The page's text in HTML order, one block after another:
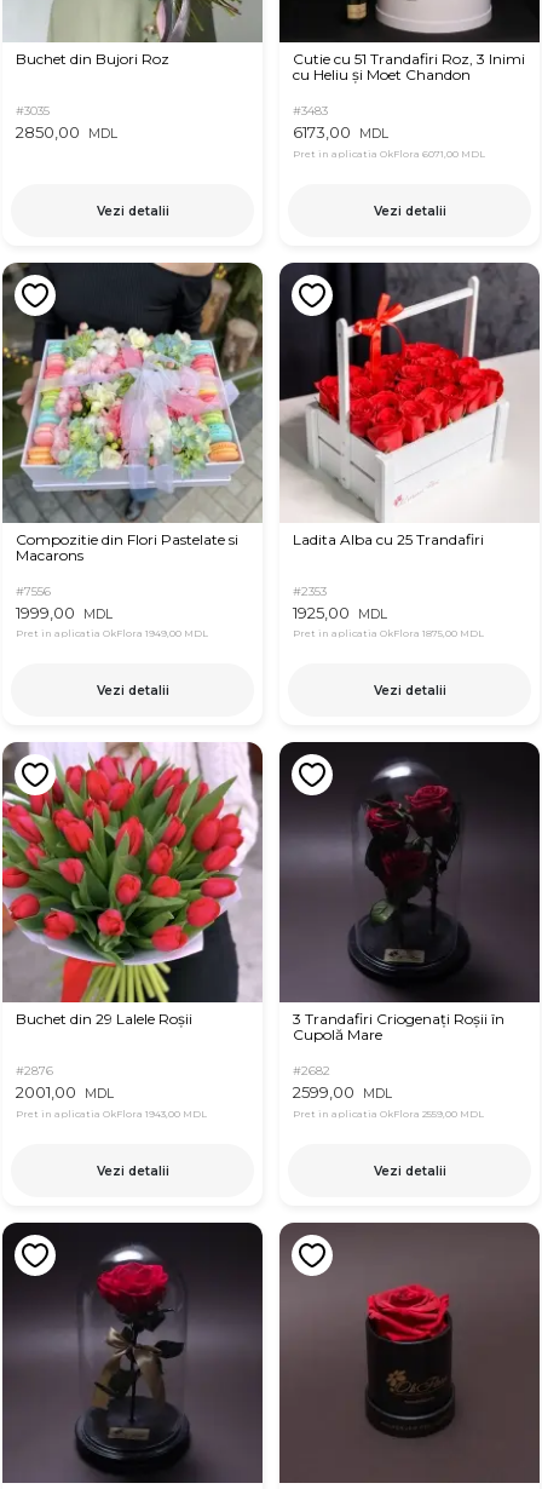
Buchet din Bujori Roz
#3035
2850,00 MDL
Vezi detalii
Cutie cu 51 Trandafiri Roz, 3 Inimi
cu Heliu și Moet Chandon
#3483
6173,00 MDL
Pret in aplicatia OkFlora 6071,00 MDL
Vezi detalii
Compozitie din Flori Pastelate si
Macarons
#7556
1999,00 MDL
Pret in aplicatia OkFlora 1949,00 MDL
Vezi detalii
Ladita Alba cu 25 Trandafiri
#2353
1925,00 MDL
Pret in aplicatia OkFlora 1875,00 MDL
Vezi detalii
Buchet din 29 Lalele Roșii
#2876
2001,00 MDL
Pret in aplicatia OkFlora 1943,00 MDL
Vezi detalii
3 Trandafiri Criogenați Roșii în
Cupolă Mare
#2682
2599,00 MDL
Pret in aplicatia OkFlora 2559,00 MDL
Vezi detalii